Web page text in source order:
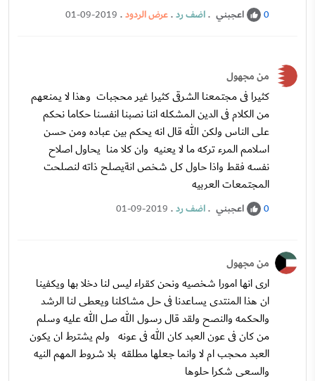
0 اعجبني .اضف رد.عرض الردود.
01-09-2019
من مجهول
كثيرا فى مجتمعنا الشرقى كثيرا غير محجبات وهذا لا يمنعهم
من الكلام فى الدين المشكله اننا نصبنا انفسنا حكاما نحكم
على الناس ولكن الله قال انه يحكم بين عباده ومن حسن
اسلامم المرء تركه ما لا يعنيه وان كلا منا يحاول اصلاح
نفسه فقط واذا حاول كل شخص انةيصلح ذاته لنصلحت
المجتمعات العربيه
0 اعجبني .اضف رد.
01-09-2019
من مجهول
ارى انها امورا شخصيه ونحن كقراء ليس لنا دخلا بها ويكفينا
ان هذا المنتدى يساعدنا فى حل مشاكلنا ويعطى لنا الرشد
والحكمه والنصح ولقد قال رسول الله صل الله عليه وسلم
من كان فى عون العبد كان الله فى عونه ولم يشترط ان يكون
العبد محجب ام لا وانما جعلها مطلقه بلا شروط المهم النيه
والسعى شكرا حلوها